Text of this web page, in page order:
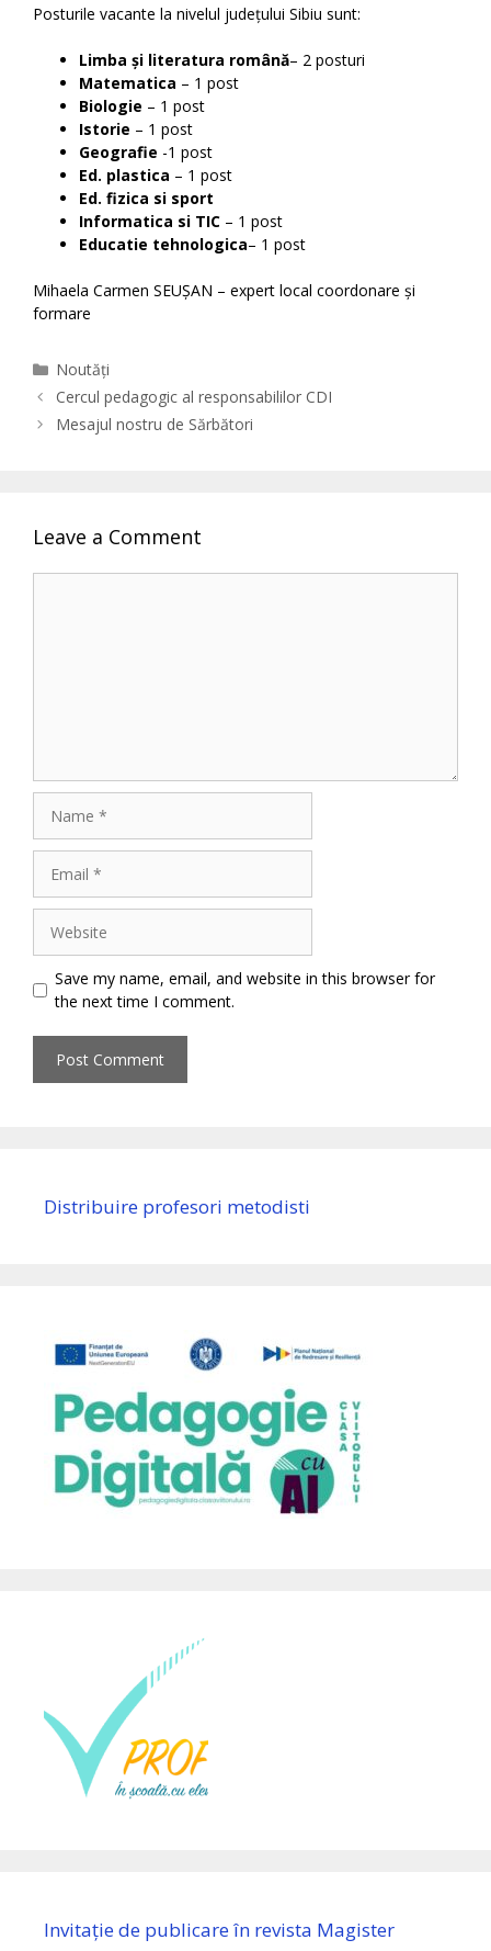
Posturile vacante la nivelul județului Sibiu sunt:
Limba și literatura română– 2 posturi
Matematica – 1 post
Biologie – 1 post
Istorie – 1 post
Geografie -1 post
Ed. plastica – 1 post
Ed. fizica si sport
Informatica si TIC – 1 post
Educatie tehnologica– 1 post
Mihaela Carmen SEUȘAN – expert local coordonare și
formare
Categories
Noutăți
Cercul pedagogic al responsabililor CDI
Mesajul nostru de Sărbători
Leave a Comment
Save my name, email, and website in this browser for
the next time I comment.
Distribuire profesori metodisti
Invitație de publicare în revista Magister